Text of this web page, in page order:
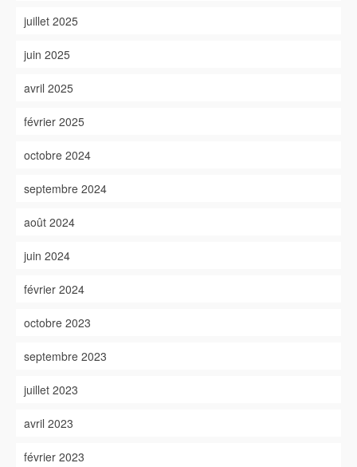
juillet 2025
juin 2025
avril 2025
février 2025
octobre 2024
septembre 2024
août 2024
juin 2024
février 2024
octobre 2023
septembre 2023
juillet 2023
avril 2023
février 2023